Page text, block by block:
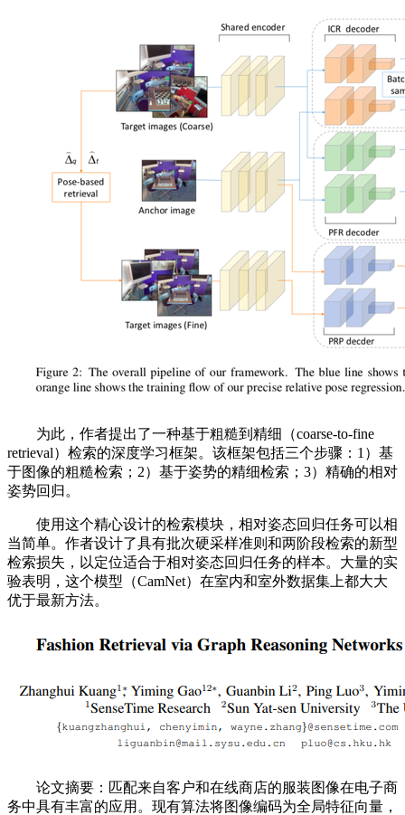
为此，作者提出了一种基于粗糙到精细（coarse-to-fine
retrieval）检索的深度学习框架。该框架包括三个步骤：1）基
于图像的粗糙检索；2）基于姿势的精细检索；3）精确的相对
姿势回归。
使用这个精心设计的检索模块，相对姿态回归任务可以相
当简单。作者设计了具有批次硬采样准则和两阶段检索的新型
检索损失，以定位适合于相对姿态回归任务的样本。大量的实
验表明，这个模型（CamNet）在室内和室外数据集上都大大
优于最新方法。
论文摘要：匹配来自客户和在线商店的服装图像在电子商
务中具有丰富的应用。现有算法将图像编码为全局特征向量，